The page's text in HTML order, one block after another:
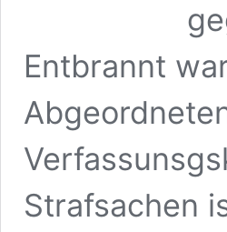
Entbrannt
Strafsachen